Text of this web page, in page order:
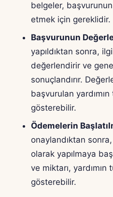
belgeler,
etmek için gereklidir.
Başvurunun
yapıldıktan sonra,
değerlendirir ve
sonuçlandırır.
başvurulan
gösterebilir.
Ödemelerin
onaylandıktan
olarak yapılmaya
ve miktarı,
gösterebilir.